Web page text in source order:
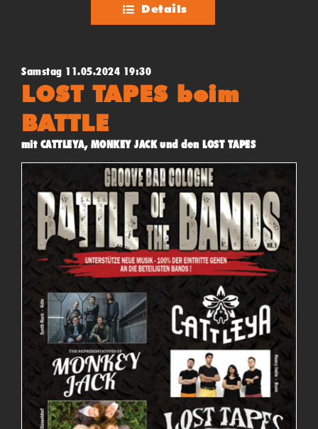
Details
Samstag 11.05.2024 19:30
LOST TAPES beim
BATTLE
mit CATTLEYA, MONKEY JACK und den LOST TAPES